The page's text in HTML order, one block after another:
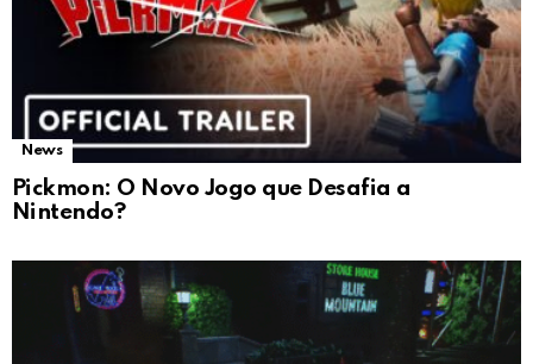
News
Pickmon: O Novo Jogo que Desafia a
Nintendo?